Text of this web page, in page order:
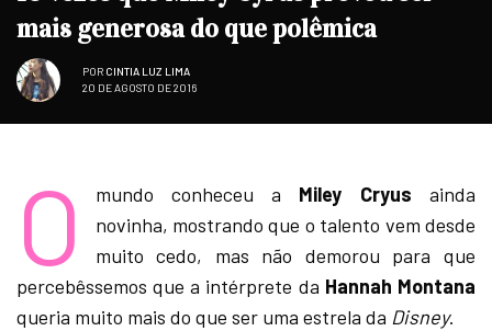
mais generosa do que polêmica
POR CINTIA LUZ LIMA
20 DE AGOSTO DE 2016
O mundo conheceu a Miley Cryus ainda
novinha, mostrando que o talento vem desde
muito cedo, mas não demorou para que
percebêssemos que a intérprete da Hannah Montana
queria muito mais do que ser uma estrela da Disney.